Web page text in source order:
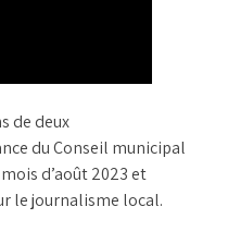
de deux
du Conseil municipal
d’août 2023 et
le journalisme local.